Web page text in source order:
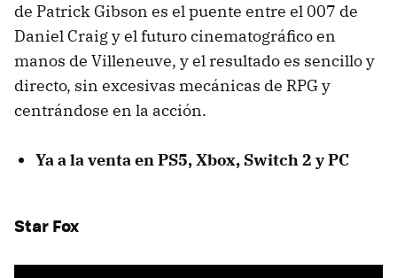
de Patrick Gibson es el puente entre el 007 de
Daniel Craig y el futuro cinematográfico en
manos de Villeneuve, y el resultado es sencillo y
directo, sin excesivas mecánicas de RPG y
centrándose en la acción.
Ya a la venta en PS5, Xbox, Switch 2 y PC
Star Fox